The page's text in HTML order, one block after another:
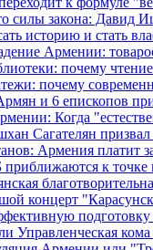
силы закона: Давид
историю и стать
Армении:
почему
почему
и 6 епископов
Когда
Сагателян призвал
Армения платит
к точке
концерт
Управленческая